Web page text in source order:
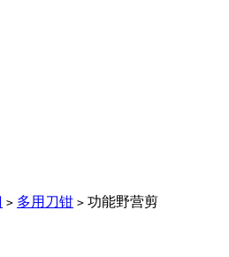
> 多用刀钳 > 功能野营剪